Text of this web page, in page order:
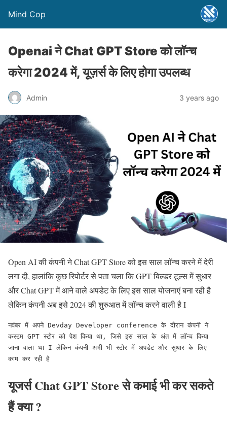
Mind Cop
Openai ने Chat GPT Store को लॉन्च
करेगा 2024 में, यूज़र्स के लिए होगा उपलब्ध
Admin 3 years ago
Open AI की कंपनी ने Chat GPT Store को इस साल लॉन्च करने में देरी
लगा दी, हालांकि कुछ रिपोर्टर से पता चला कि GPT बिल्डर टूल्स में सुधार
और Chat GPT में आने वाले अपडेट के लिए इस साल योजनाएं बना रही है
लेकिन कंपनी अब इसे 2024 की शुरुआत में लॉन्च करने वाली है I
नवंबर में अपने Devday Developer conference के दौरान कंपनी ने
कस्टम GPT स्टोर को पेश किया था, जिसे इस साल के अंत में लॉन्च किया
जाना वाला था I लेकिन कंपनी अभी भी स्टोर में अपडेट और सुधार के लिए
काम कर रही है
यूजर्स Chat GPT Store से कमाई भी कर सकते
हैं क्या ?